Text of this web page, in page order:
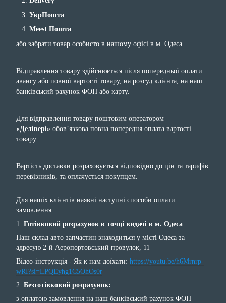
УкрПошта
Meest Пошта
або забрати товар особисто в нашому офісі в м. Одеса.
Відправлення товару здійснюється після попередньої оплати
авансу або повної вартості товару, на розсуд клієнта, на наш
банківський рахунок ФОП або карту.
Для відправлення товару поштовим оператором
«Делівері» обов’язкова повна попередня оплата вартості
товару.
Вартість доставки розраховується відповідно до цін та тарифів
перевізників, та оплачується покупцем.
Для нашіх клієнтів наявні наступні способи оплати
замовлення:
1. Готівковий розрахунок в точці видачі в м. Одеса
Наш склад авто запчастин знаходиться у місті Одеса за
адресую 2-й Аеропортовський провулок, 11
Відео-інструкція - Як к нам доїхати: https://youtu.be/h6Mrnrp-
wRI?si=LPQEyhg1C5OhOs0r
2. Безготівковий розрахунок:
з оплатою замовлення на наш банківський рахунок ФОП